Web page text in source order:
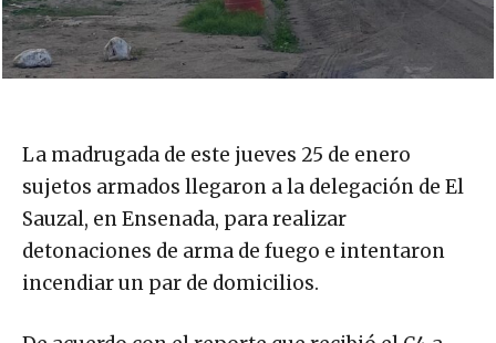
La madrugada de este jueves 25 de enero
sujetos armados llegaron a la delegación de El
Sauzal, en Ensenada, para realizar
detonaciones de arma de fuego e intentaron
incendiar un par de domicilios.